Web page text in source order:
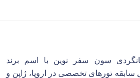
سون سفر نوین با اسم برند
و بیش از 7 سال سابقه تورهای تخصصی در اروپا، ژاپن و